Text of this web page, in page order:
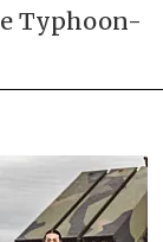
Typhoon-